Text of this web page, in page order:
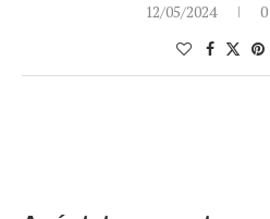
12/05/2024